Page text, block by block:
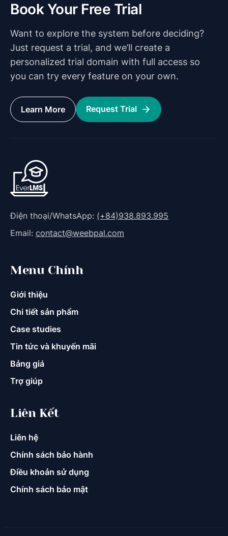
Book Your Free Trial
Want to explore the system before deciding?
Just request a trial, and we’ll create a
personalized trial domain with full access so
you can try every feature on your own.
Learn More Request Trial
Điện thoại/WhatsApp: (+84)938.893.995
Email: contact@weebpal.com
Menu Chính
Giới thiệu
Chi tiết sản phẩm
Case studies
Tin tức và khuyến mãi
Bảng giá
Trợ giúp
Liên Kết
Liên hệ
Chính sách bảo hành
Điều khoản sử dụng
Chính sách bảo mật